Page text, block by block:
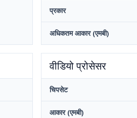
प्रकार
अधिकतम आकार (एमबी)
वीडियो प्रोसेसर
चिपसेट
आकार (एमबी)